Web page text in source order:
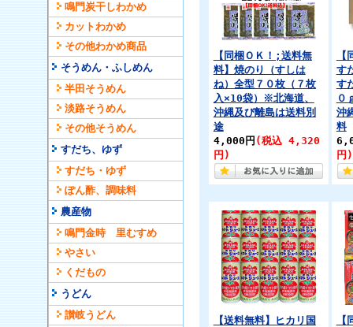
鳴門炭干しわかめ
カットわかめ
その他わかめ商品
そうめん・ふしめん
半田そうめん
淡路そうめん
その他そうめん
すだち、ゆず
すだち・ゆず
ぽん酢、調味料
農産物
鳴門金時 里むすめ
やさい
くだもの
うどん
讃岐うどん
【同梱ＯＫ！;送料無
料】焼のり（すしは
ね）全型７０枚（７枚
入×10袋）※北海道、
沖縄及び離島は送料別
途
4,000円 (税込 4,320
円)
す
す
０
沖
料
円)
【送料無料】ヒカリ国